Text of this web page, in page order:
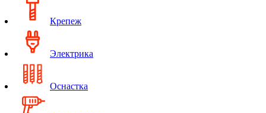
Крепеж
Электрика
Оснастка